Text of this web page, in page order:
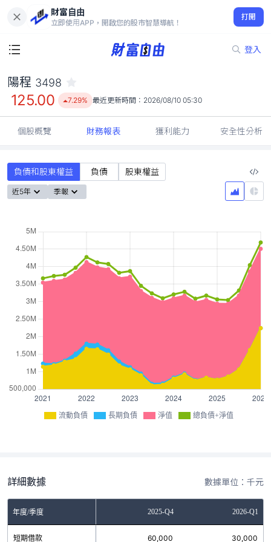
財富自由
立即使用APP，開啟您的股市智慧導航！
打開
登入
125.00
7.29%
陽程 3498
125.00 7.29% 最近更新時間： 2026/08/10 05:30
個股概覽 財務報表 獲利能力 安全性分析
負債和股東權益 負債 股東權益
近5年 季報
流動負債 長期負債 淨值 總負債+淨值
詳細數據 數據單位：千元
年度/季度 2025-Q4 2026-Q1
短期借款 60,000 30,000